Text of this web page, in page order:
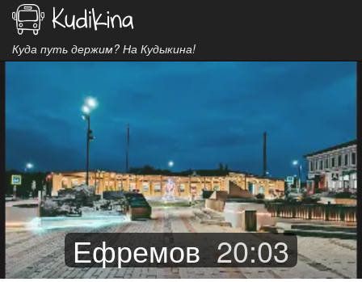
Куда путь держим? На Кудыкина!
Ефремов 20:03